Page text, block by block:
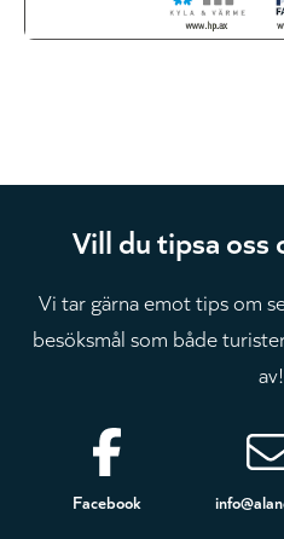
Vill du tipsa oss
Vi tar gärna emot tips om
besöksmål som både
av!
Sidfot
Facebook